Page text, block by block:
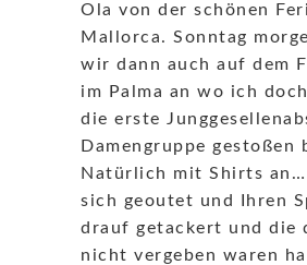
Ola von der schönen
Mallorca. Sonntag
wir dann auch auf dem
im Palma an wo ich
die erste
Damengruppe gestoßen
Natürlich mit Shirts an…
sich geoutet und Ihren
drauf getackert und die
nicht vergeben waren